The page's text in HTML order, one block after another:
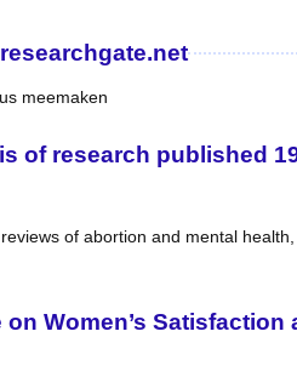
meemaken
research published
of abortion and mental
Women’s Satisfaction